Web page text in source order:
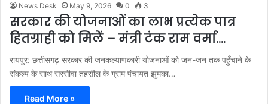
News Desk May 9, 2026 0 3
सरकार की योजनाओं का लाभ प्रत्येक पात्र
हितग्राही को मिलें – मंत्री टंक राम वर्मा….
रायपुर: छत्तीसगढ़ सरकार की जनकल्याणकारी योजनाओं को जन-जन तक पहुँचाने के
संकल्प के साथ सरसीवा तहसील के ग्राम पंचायत झुमका…
Read More »